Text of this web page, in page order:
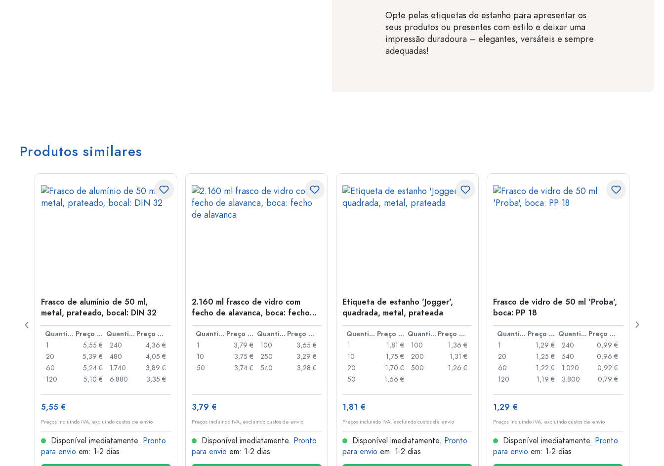
Opte pelas etiquetas de estanho para apresentar os
seus produtos ou presentes com estilo e deixar uma
impressão duradoura – elegantes, versáteis e sempre
adequadas!
Produtos similares
Frasco de alumínio de 50 ml,
metal, prateado, bocal: DIN 32
Quantidade Preço por peça Quantidade
Preço por peça
1
5,55 €
20
5,39 €
60
5,24 €
120
5,10 €
240
4,36 €
480
4,05 €
1.740
3,89 €
6.880
3,35 €
5,55 €
Preços incluindo IVA, excluindo custos de envio
Disponível imediatamente. Pronto
para envio em: 1-2 dias
2.160 ml frasco de vidro com
fecho de alavanca, boca: fecho
de alavanca
Quantidade Preço por peça Quantidade
Preço por peça
1
3,79 €
10
3,75 €
50
3,74 €
100
3,65 €
250
3,29 €
540
3,28 €
3,79 €
Preços incluindo IVA, excluindo custos de envio
Disponível imediatamente. Pronto
para envio em: 1-2 dias
Etiqueta de estanho 'Jogger',
quadrada, metal, prateada
Quantidade Preço por peça Quantidade
Preço por peça
1
1,81 €
10
1,75 €
20
1,70 €
50
1,66 €
100
1,36 €
200
1,31 €
500
1,26 €
1,81 €
Preços incluindo IVA, excluindo custos de envio
Disponível imediatamente. Pronto
para envio em: 1-2 dias
Frasco de vidro de 50 ml 'Proba',
boca: PP 18
Quantidade Preço por peça Quantidade
Preço por peça
1
1,29 €
20
1,25 €
60
1,22 €
120
1,19 €
240
0,99 €
540
0,96 €
1.020
0,92 €
3.800
0,79 €
1,29 €
Preços incluindo IVA, excluindo custos de envio
Disponível imediatamente. Pronto
para envio em: 1-2 dias